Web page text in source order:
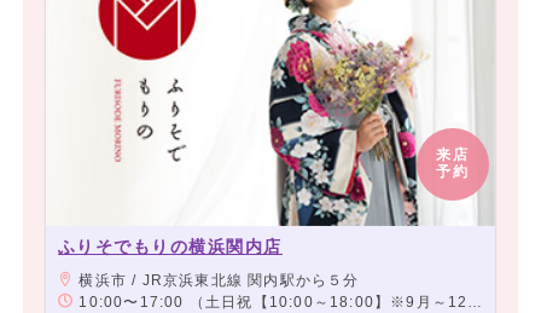
来店
予約
ふりそでもりの横浜関内店
横浜市 / JR京浜東北線 関内駅から５分
10:00〜17:00 （土日祝【10:00～18:00】※9月～12月のみ土日祝は9:00～18:00まで営業）